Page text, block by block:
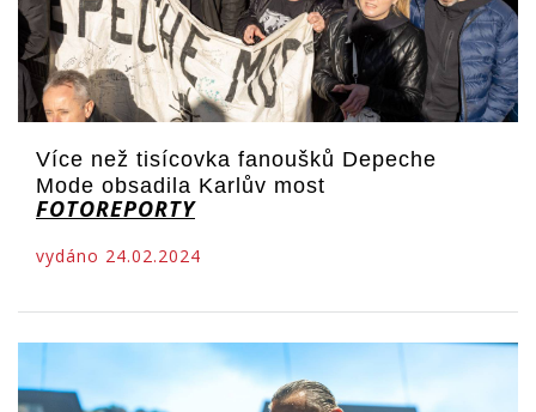
Více než tisícovka fanoušků Depeche
Mode obsadila Karlův most
FOTOREPORTY
vydáno 24.02.2024